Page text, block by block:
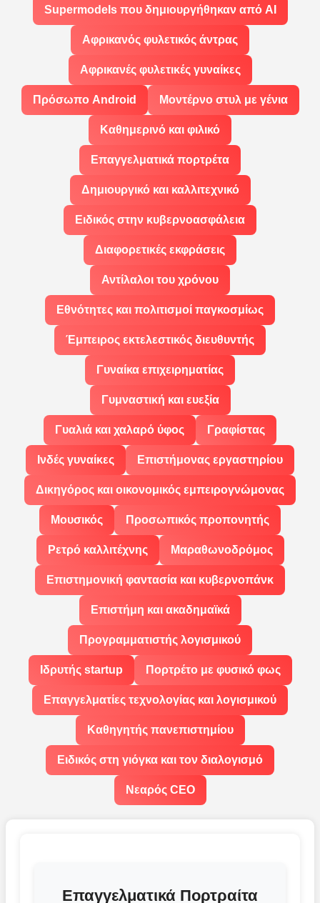
Supermodels που δημιουργήθηκαν από AI
Αφρικανός φυλετικός άντρας
Αφρικανές φυλετικές γυναίκες
Πρόσωπο Android Μοντέρνο στυλ με γένια
Καθημερινό και φιλικό
Επαγγελματικά πορτρέτα
Δημιουργικό και καλλιτεχνικό
Ειδικός στην κυβερνοασφάλεια
Διαφορετικές εκφράσεις
Αντίλαλοι του χρόνου
Εθνότητες και πολιτισμοί παγκοσμίως
Έμπειρος εκτελεστικός διευθυντής
Γυναίκα επιχειρηματίας
Γυμναστική και ευεξία
Γυαλιά και χαλαρό ύφος Γραφίστας
Ινδές γυναίκες Επιστήμονας εργαστηρίου
Δικηγόρος και οικονομικός εμπειρογνώμονας
Μουσικός Προσωπικός προπονητής
Ρετρό καλλιτέχνης Μαραθωνοδρόμος
Επιστημονική φαντασία και κυβερνοπάνκ
Επιστήμη και ακαδημαϊκά
Προγραμματιστής λογισμικού
Ιδρυτής startup Πορτρέτο με φυσικό φως
Επαγγελματίες τεχνολογίας και λογισμικού
Καθηγητής πανεπιστημίου
Ειδικός στη γιόγκα και τον διαλογισμό
Νεαρός CEO
Επαγγελματικά Πορτραίτα